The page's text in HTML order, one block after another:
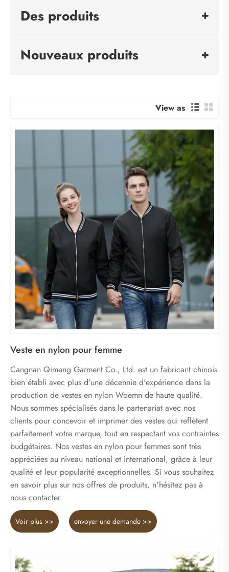
Des produits
Nouveaux produits
View as
Veste en nylon pour femme
Cangnan Qimeng Garment Co., Ltd. est un fabricant chinois
bien établi avec plus d'une décennie d'expérience dans la
production de vestes en nylon Woemn de haute qualité.
Nous sommes spécialisés dans le partenariat avec nos
clients pour concevoir et imprimer des vestes qui reflètent
parfaitement votre marque, tout en respectant vos contraintes
budgétaires. Nos vestes en nylon pour femmes sont très
appréciées au niveau national et international, grâce à leur
qualité et leur popularité exceptionnelles. Si vous souhaitez
en savoir plus sur nos offres de produits, n'hésitez pas à
nous contacter.
Voir plus >> envoyer une demande >>